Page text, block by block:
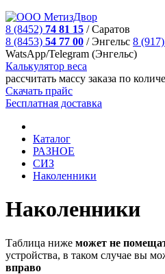
8 (8452) 74 81 15 /Саратов
8 (8453) 54 77 00 /Энгельс 8 (917)
WatsApp/Telegram (Энгельс)
Калькулятор веса
рассчитать массу заказа по
Скачать прайс
Бесплатная доставка
Каталог
РАЗНОЕ
СИЗ
Наколенники
Наколенники
Таблица ниже может не
устройства, в таком случае вы
вправо